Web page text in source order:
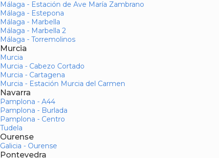
Málaga - Estación de Ave María Zambrano
Málaga - Estepona
Málaga - Marbella
Málaga - Marbella 2
Málaga - Torremolinos
Murcia
Murcia
Murcia - Cabezo Cortado
Murcia - Cartagena
Murcia - Estación Murcia del Carmen
Navarra
Pamplona - A44
Pamplona - Burlada
Pamplona - Centro
Tudela
Ourense
Galicia - Ourense
Pontevedra